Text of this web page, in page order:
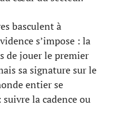
basculent à
s’impose : la
de jouer le premier
sa signature sur le
entier se
la cadence ou